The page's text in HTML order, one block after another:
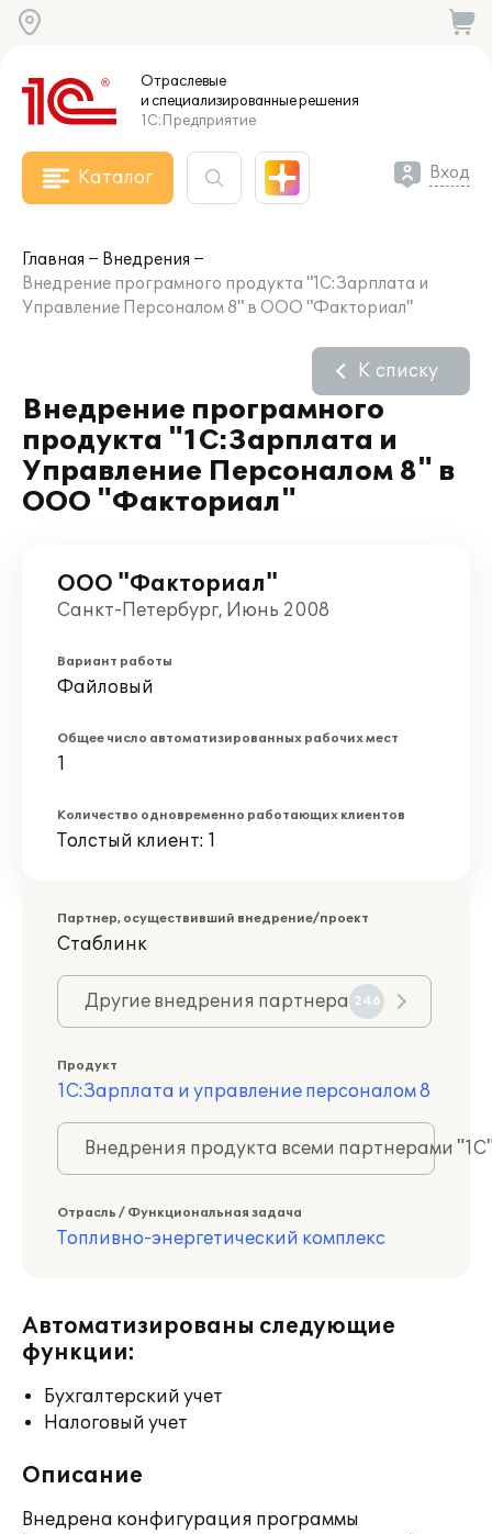
Отраслевые
и специализированныерешения
1С:Предприятие
Каталог Вход
Главная
Внедрения
Внедрение програмного продукта "1С:Зарплата и
Управление Персоналом 8" в ООО "Факториал"
Внедрение програмного
продукта "1С:Зарплата и
Управление Персоналом 8" в
ООО "Факториал"
К списку
ООО "Факториал"
Санкт-Петербург, Июнь 2008
Вариант работы
Файловый
Общее число автоматизированных рабочих мест
1
Количество одновременно работающих клиентов
Толстый клиент: 1
Партнер, осуществивший внедрение/проект
Стаблинк
Другие внедрения партнера 246
Продукт
1С:Зарплата и управление персоналом 8
Внедрения продукта всеми партнерами
Отрасль / Функциональная задача
Топливно-энергетический комплекс
Автоматизированы следующие
функции:
Бухгалтерский учет
Налоговый учет
Описание
Внедрена конфигурация программы